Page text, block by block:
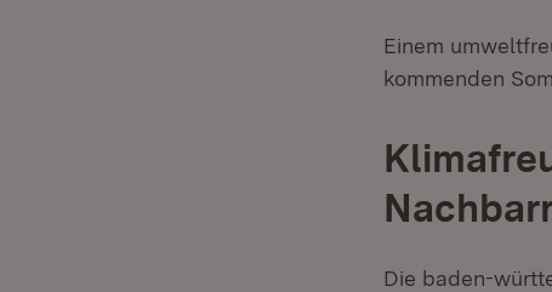
Einem
kommenden
Die baden-